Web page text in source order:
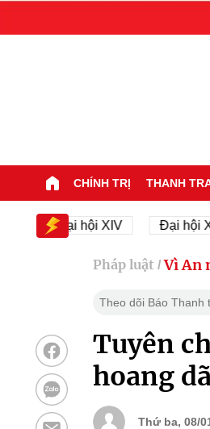
CHÍNH TRỊ THANH
Đại hội XIV Đại hội XIV
Pháp luật / Vì An
Theo dõi Báo Thanh
Tuyên
hoang
Thứ ba, 08/